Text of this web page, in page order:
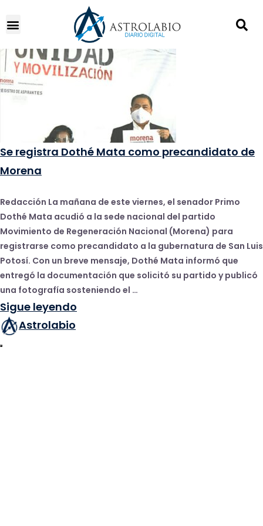
Se registra Dothé Mata como precandidato de
Morena
Redacción La mañana de este viernes, el senador Primo
Dothé Mata acudió a la sede nacional del partido
Movimiento de Regeneración Nacional (Morena) para
registrarse como precandidato a la gubernatura de San Luis
Potosí. Con un breve mensaje, Dothé Mata informó que
entregó la documentación que solicitó su partido y publicó
una fotografía sosteniendo el …
Sigue leyendo
Astrolabio